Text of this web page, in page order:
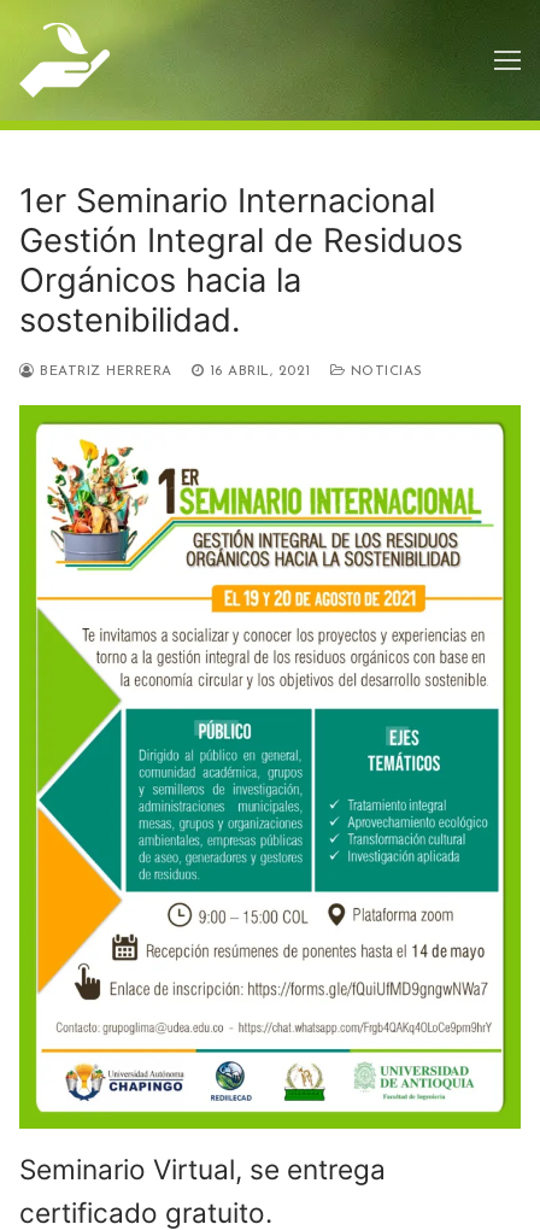
contenido
1er Seminario Internacional
Gestión Integral de Residuos
Orgánicos hacia la
sostenibilidad.
BEATRIZ HERRERA 16 ABRIL, 2021 NOTICIAS
Seminario Virtual, se entrega
certificado gratuito.